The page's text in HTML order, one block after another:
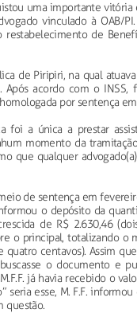
uma importante
vinculado à OAB/
restabelecimento de
de Piripiri, na qual
Após acordo com o
por sentença
foi a única a prestar
momento da
que qualquer
de sentença em
o depósito da
de R$ 2.630,46
o principal, totalizando o
centavos). Assim
o documento e
já havia recebido o
seria esse, M. F.F.
questão.